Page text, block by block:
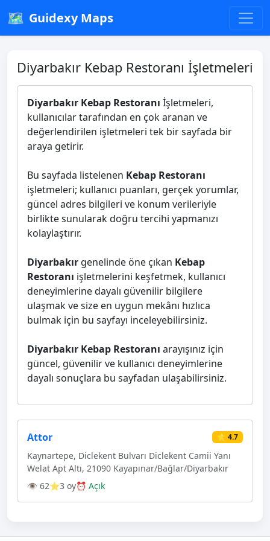
🗺️ Guidexy Maps
Diyarbakır Kebap Restoranı İşletmeleri
Diyarbakır Kebap Restoranı İşletmeleri,
kullanıcılar tarafından en çok aranan ve
değerlendirilen işletmeleri tek bir sayfada bir
araya getirir.
Bu sayfada listelenen Kebap Restoranı
işletmeleri; kullanıcı puanları, gerçek yorumlar,
güncel adres bilgileri ve konum verileriyle
birlikte sunularak doğru tercihi yapmanızı
kolaylaştırır.
Diyarbakır genelinde öne çıkan Kebap
Restoranı işletmelerini keşfetmek, kullanıcı
deneyimlerine dayalı güvenilir bilgilere
ulaşmak ve size en uygun mekânı hızlıca
bulmak için bu sayfayı inceleyebilirsiniz.
Diyarbakır Kebap Restoranı arayışınız için
güncel, güvenilir ve kullanıcı deneyimlerine
dayalı sonuçlara bu sayfadan ulaşabilirsiniz.
Attor ⭐ 4.7
Kaynartepe, Diclekent Bulvarı Diclekent Camii Yanı
Welat Apt Altı, 21090 Kayapınar/Bağlar/Diyarbakır
👁 62⭐3 oy⏰ Açık